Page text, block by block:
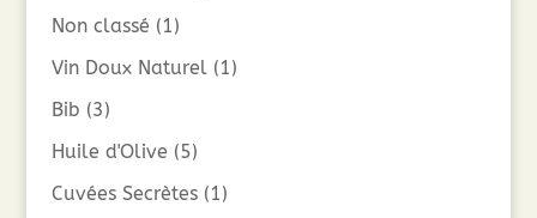
Non classé (1)
Vin Doux Naturel (1)
Bib (3)
Huile d'Olive (5)
Cuvées Secrètes (1)